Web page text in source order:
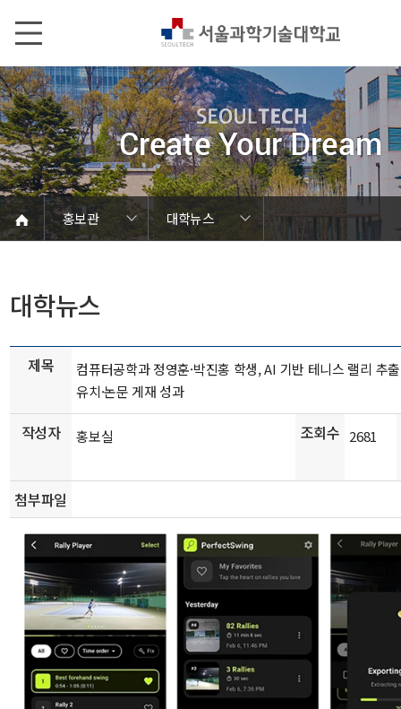
홍보관
대학뉴스
서울과기대 소개
열린총장실
대학현황
대학조직
대학상징
홍보관
캠퍼스 안내
학칙 및 규정
홍보관
대학뉴스
연구성과
발전기금/동문
Global
언론에서 본 SEOULTECH
보도자료
브로슈어
학내행사
동영상자료
사진자료
음악자료
대학뉴스
제목
컴퓨터공학과 정영훈·박진홍 학생, AI 기반 테니스 랠리 추
유치·논문 게재 성과
작성자 홍보실 조회수 2681
첨부파일